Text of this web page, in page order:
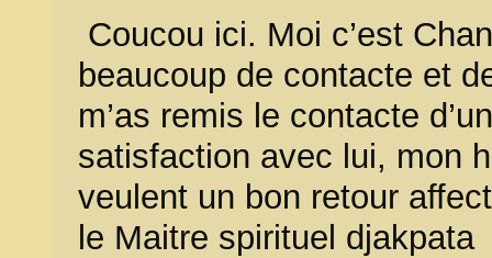
Coucou ici. Moi c’est
beaucoup de contacte et
m’as remis le contacte
satisfaction avec lui, mon
veulent un bon retour
le Maitre spirituel djakpata